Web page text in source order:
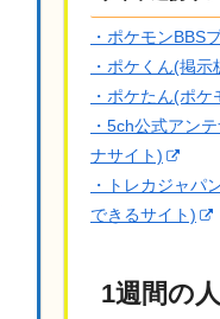
・ポケモンBBS
・ポケくん(掲示
・ポケたん(ポ
・5ch公式アン
ナサイト)
・トレカジャパ
できるサイト)
1週間の